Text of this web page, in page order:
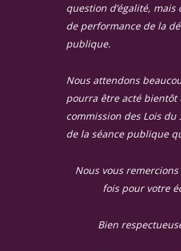
question d’égalité,
de performance de la
publique.
Nous attendons
pourra être acté bientôt
commission des Lois du
de la séance publique
Nous vous
fois pour votre
Bien